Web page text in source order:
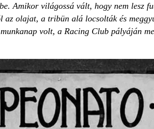
Amikor világossá vált, hogy nem lesz
olajat, a tribün alá locsolták és
volt, a Racing Club pályáján